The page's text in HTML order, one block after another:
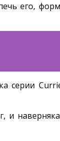
его,